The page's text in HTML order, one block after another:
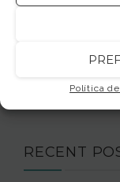
Política
RECENT